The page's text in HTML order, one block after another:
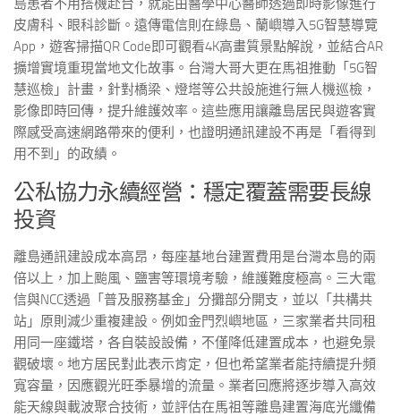
島患者不用搭機赴台，就能由醫學中心醫師透過即時影像進行
皮膚科、眼科診斷。遠傳電信則在綠島、蘭嶼導入5G智慧導覽
App，遊客掃描QR Code即可觀看4K高畫質景點解說，並結合AR
擴增實境重現當地文化故事。台灣大哥大更在馬祖推動「5G智
慧巡檢」計畫，針對橋梁、燈塔等公共設施進行無人機巡檢，
影像即時回傳，提升維護效率。這些應用讓離島居民與遊客實
際感受高速網路帶來的便利，也證明通訊建設不再是「看得到
用不到」的政績。
公私協力永續經營：穩定覆蓋需要長線
投資
離島通訊建設成本高昂，每座基地台建置費用是台灣本島的兩
倍以上，加上颱風、鹽害等環境考驗，維護難度極高。三大電
信與NCC透過「普及服務基金」分攤部分開支，並以「共構共
站」原則減少重複建設。例如金門烈嶼地區，三家業者共同租
用同一座鐵塔，各自裝設設備，不僅降低建置成本，也避免景
觀破壞。地方居民對此表示肯定，但也希望業者能持續提升頻
寬容量，因應觀光旺季暴增的流量。業者回應將逐步導入高效
能天線與載波聚合技術，並評估在馬祖等離島建置海底光纖備